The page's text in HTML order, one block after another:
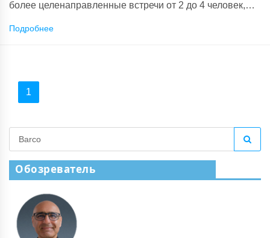
более целенаправленные встречи от 2 до 4 человек,
залы. Сотрудники могут гибко использовать это
Подробнее
1
Обозреватель